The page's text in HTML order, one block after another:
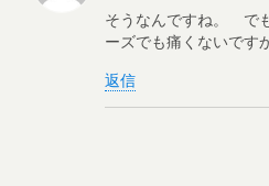
そうなんですね。 で
ーズでも痛くないです
返信